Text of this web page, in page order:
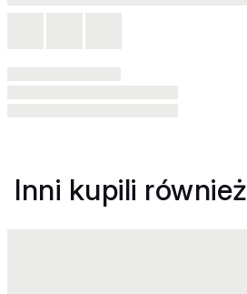
Inni kupili również